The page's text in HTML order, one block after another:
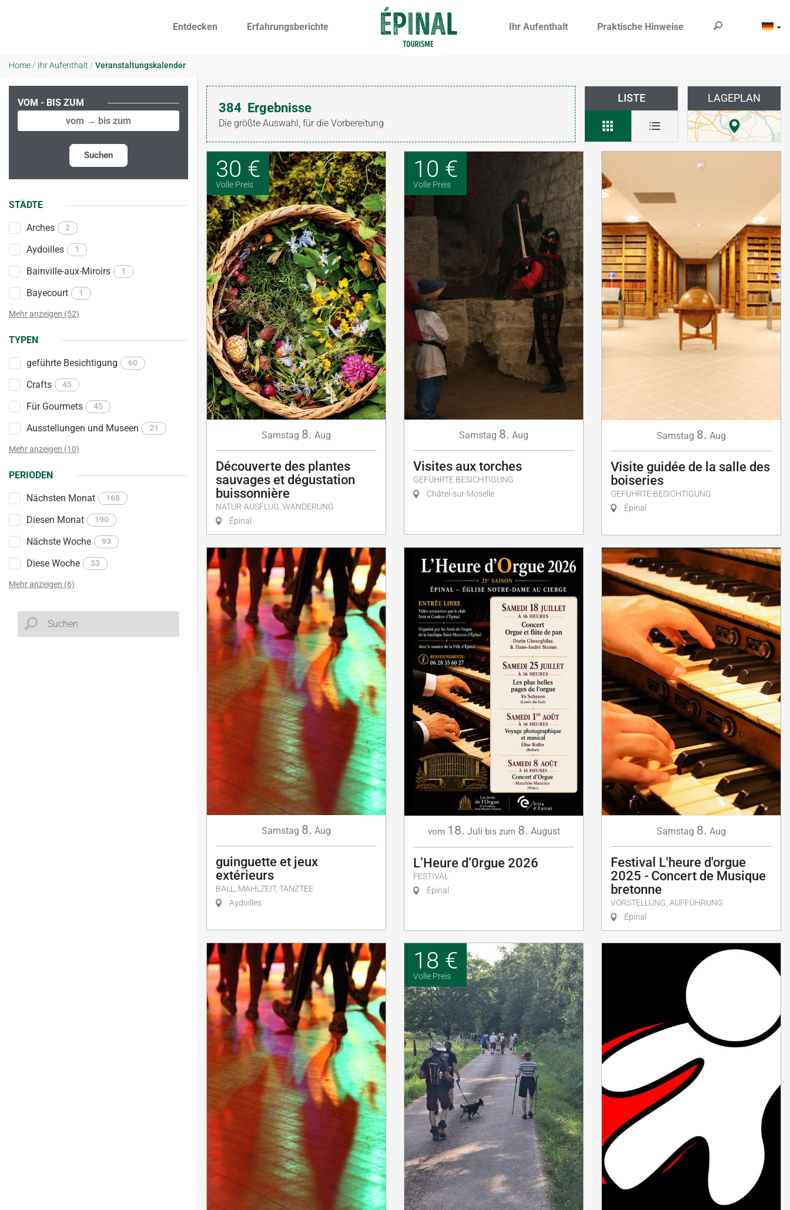
Entdecken Erfahrungsberichte Ihr Aufenthalt Praktische Hinweise
Home / Ihr Aufenthalt / Veranstaltungskalender
VOM - BIS ZUM
Suchen
STÄDTE
Arches 2
Aydoilles 1
Bainville-aux-Miroirs 1
Bayecourt 1
Mehr anzeigen (52)
TYPEN
geführte Besichtigung 60
Crafts 45
Für Gourmets 45
Ausstellungen und Museen 21
Mehr anzeigen (10)
PERIODEN
Nächsten Monat 168
Diesen Monat 190
Nächste Woche 93
Diese Woche 53
Mehr anzeigen (6)
384 Ergebnisse
Die größte Auswahl, für die Vorbereitung
LISTE LAGEPLAN
30 €
Volle Preis
Samstag 8. Aug
Découverte des plantes
sauvages et dégustation
buissonnière
NATUR-AUSFLUG, WANDERUNG
Épinal
10 €
Volle Preis
Samstag 8. Aug
Visites aux torches
GEFÜHRTE BESICHTIGUNG
Châtel-sur-Moselle
Samstag 8. Aug
Visite guidée de la salle des
boiseries
GEFÜHRTE BESICHTIGUNG
Épinal
Samstag 8. Aug
guinguette et jeux
extérieurs
BALL, MAHLZEIT, TANZTEE
Aydoilles
vom 18. Juli bis zum 8. August
L’Heure d’0rgue 2026
FESTIVAL
Épinal
Samstag 8. Aug
Festival L'heure d'orgue
2025 - Concert de Musique
bretonne
VORSTELLUNG, AUFFÜHRUNG
Épinal
18 €
Volle Preis